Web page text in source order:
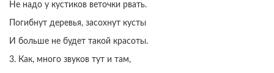
Не надо у кустиков веточки рвать.
Погибнут деревья, засохнут кусты
И больше не будет такой красоты.
3. Как, много звуков тут и там,